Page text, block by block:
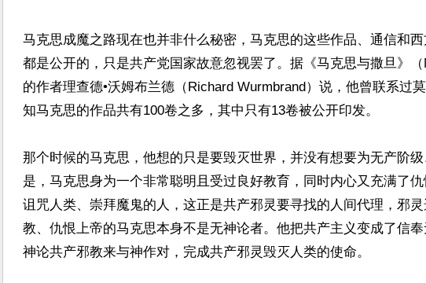
马克思成魔之路现在也并非什么秘密，马克思的这些作品、通信和
都是公开的，只是共产党国家故意忽视罢了。据《马克思与撒旦》
的作者理查德•沃姆布兰德（Richard Wurmbrand）说，他曾联系过
知马克思的作品共有100卷之多，其中只有13卷被公开印发。
那个时候的马克思，他想的只是要毁灭世界，并没有想要为无产阶
是，马克思身为一个非常聪明且受过良好教育，同时内心又充满了仇
诅咒人类、崇拜魔鬼的人，这正是共产邪灵要寻找的人间代理，邪
教、仇恨上帝的马克思本身不是无神论者。他把共产主义变成了信
神论共产邪教来与神作对，完成共产邪灵毁灭人类的使命。